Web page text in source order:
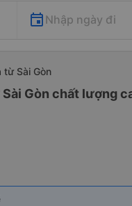
Nhập ngày đi
từ Sài Gòn
Gòn chất lượng